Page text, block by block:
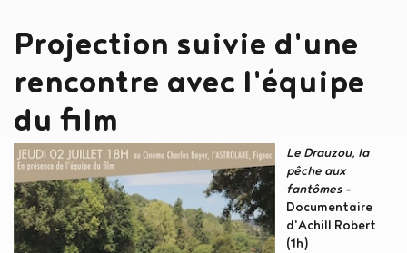
Projection suivie d'une
rencontre avec l'équipe
du film
Le Drauzou, la
pêche aux
fantômes -
Documentaire
d'Achill Robert
(1h)